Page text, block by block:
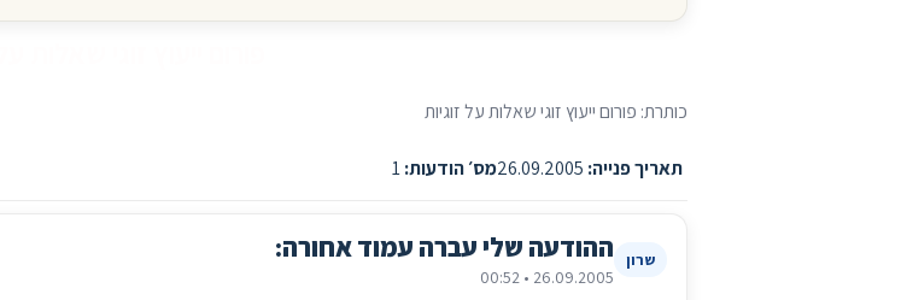
כותרת: פורום ייעוץ זוגי שאלות על זוגיות
תאריך פנייה: מס׳ הודעות:
שרון ההודעה שלי עברה עמוד אחורה:
26.09.2005 • 00:52